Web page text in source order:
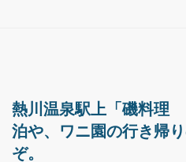
ENGLISH
熱川温泉駅上「磯料理
泊や、ワニ園の行き帰
ぞ。